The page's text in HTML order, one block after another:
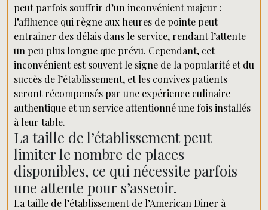
peut parfois souffrir d’un inconvénient majeur :
l’affluence qui règne aux heures de pointe peut
entraîner des délais dans le service, rendant l’attente
un peu plus longue que prévu. Cependant, cet
inconvénient est souvent le signe de la popularité et du
succès de l’établissement, et les convives patients
seront récompensés par une expérience culinaire
authentique et un service attentionné une fois installés
à leur table.
La taille de l’établissement peut
limiter le nombre de places
disponibles, ce qui nécessite parfois
une attente pour s’asseoir.
La taille de l’établissement de l’American Diner à